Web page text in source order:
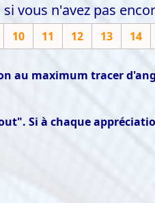
vous n'avez pas
10 11 12 13 14
au maximum tracer
Si à chaque